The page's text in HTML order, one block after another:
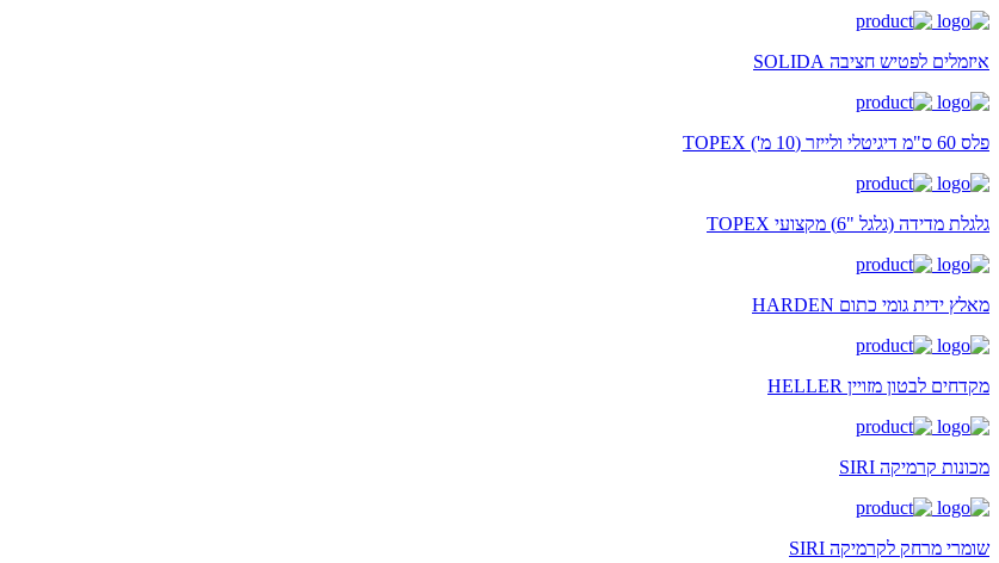
איזמלים לפטיש חציבה SOLIDA
פלס 60 ס"מ דיגיטלי ולייזר (10 מ') TOPEX
גלגלת מדידה (גלגל "6) מקצועי TOPEX
מאלץ ידית גומי כתום HARDEN
מקדחים לבטון מזויין HELLER
מכונות קרמיקה SIRI
שומרי מרחק לקרמיקה SIRI